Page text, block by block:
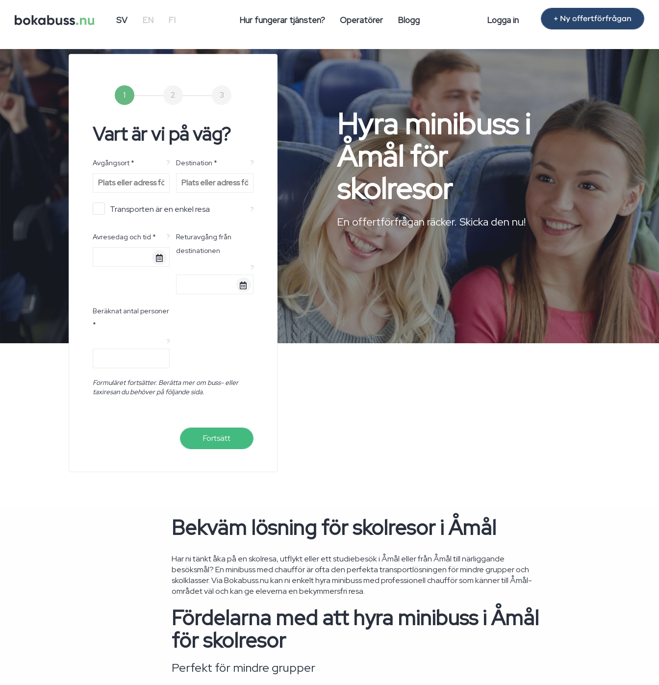
SV EN FI Hur fungerar tjänsten? Operatörer Blogg Logga in + Ny offertförfrågan
1 2 3
Vart är vi på väg?
Avgångsort * ? Destination * ?
Transporten är en enkel resa ?
Avresedag och tid * ?
Returavgång från
destinationen
?
Beräknat antal personer
*
?
Formuläret fortsätter. Berätta mer om buss- eller
taxiresan du behöver på följande sida.
Fortsätt
Hyra minibuss i
Åmål för
skolresor
En offertförfrågan räcker. Skicka den nu!
Bekväm lösning för skolresor i Åmål
Har ni tänkt åka på en skolresa, utflykt eller ett studiebesök i Åmål eller från Åmål till närliggande
besöksmål? En minibuss med chaufför är ofta den perfekta transportlösningen för mindre grupper och
skolklasser. Via Bokabuss.nu kan ni enkelt hyra minibuss med professionell chaufför som känner till Åmål-
området väl och kan ge eleverna en bekymmersfri resa.
Fördelarna med att hyra minibuss i Åmål
för skolresor
Perfekt för mindre grupper